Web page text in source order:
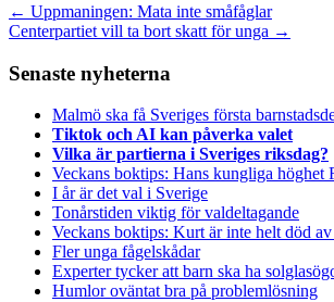
← Uppmaningen: Mata inte småfåglar
Centerpartiet vill ta bort skatt för unga →
Senaste nyheterna
Malmö ska få Sveriges första
Tiktok och AI kan påverka valet
Vilka är partierna i Sveriges riksdag?
Veckans boktips: Hans kungliga höghet
I år är det val i Sverige
Tonårstiden viktig för valdeltagande
Veckans boktips: Kurt är inte helt död
Fler unga fågelskådar
Experter tycker att barn ska ha
Humlor oväntat bra på problemlösning